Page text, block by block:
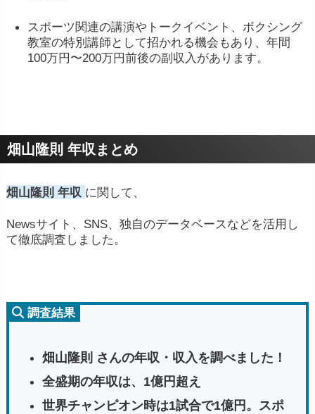
スポーツ関連の講演や トーク イベント、 ボクシング
教室の特別講師 として招かれる機会 もあり、 年間
100万円〜200万円前後の副収入 があります。
畑山隆則 年収まとめ
畑山隆則 年収 に関して、
Newsサイト、SNS、独自のデータベースなどを活用し
て徹底調査しました。
調査結果
畑山隆則 さんの年収・収入を調べました！
全盛期の年収は、 1億円 超 え
世界チャンピオン時は1試合で1億円 。スポ